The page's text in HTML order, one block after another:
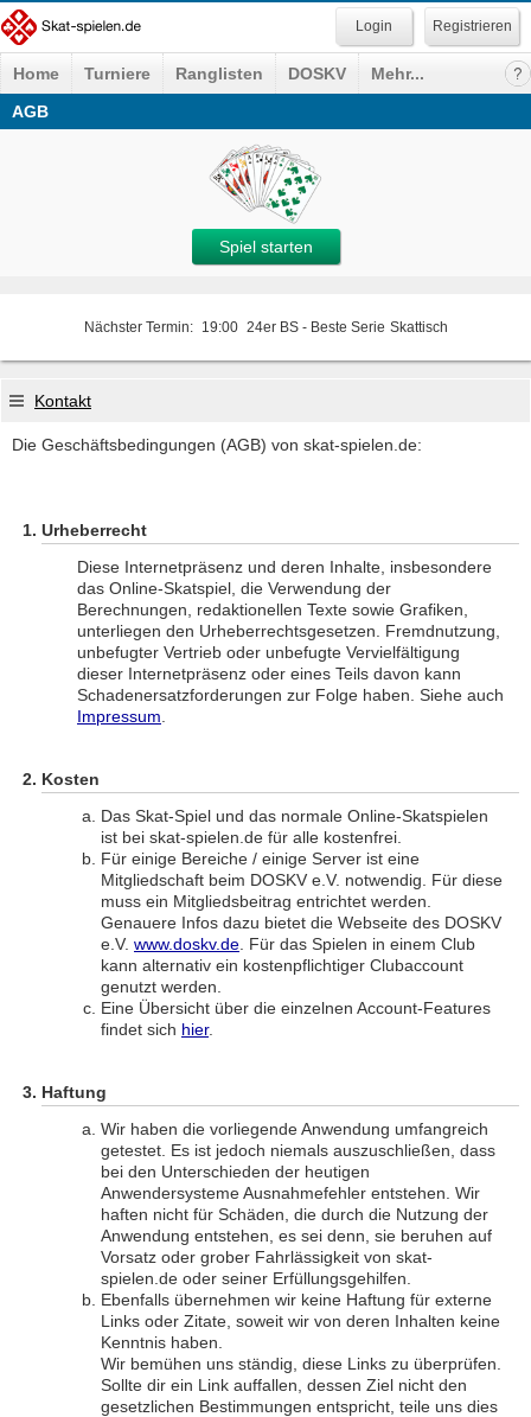
Registrieren
Home Turniere Ranglisten DOSKV
Mehr...
AGB
Spiel starten
Nächster Termin: 19:00 24er BS - Beste Serie Skattisch
Kontakt
Die Geschäftsbedingungen (AGB) von skat-spielen.de:
Urheberrecht
Diese Internetpräsenz und deren Inhalte, insbesondere
das Online-Skatspiel, die Verwendung der
Berechnungen, redaktionellen Texte sowie Grafiken,
unterliegen den Urheberrechtsgesetzen. Fremdnutzung,
unbefugter Vertrieb oder unbefugte Vervielfältigung
dieser Internetpräsenz oder eines Teils davon kann
Schadenersatzforderungen zur Folge haben. Siehe auch
Impressum
Kosten
Das Skat-Spiel und das normale Online-Skatspielen
ist bei skat-spielen.de für alle kostenfrei.
Für einige Bereiche / einige Server ist eine
Mitgliedschaft beim DOSKV e.V. notwendig. Für diese
muss ein Mitgliedsbeitrag entrichtet werden.
Genauere Infos dazu bietet die Webseite des DOSKV
e.V. www.doskv.de . Für das Spielen in einem Club
kann alternativ ein kostenpflichtiger Clubaccount
genutzt werden.
Eine Übersicht über die einzelnen Account-Features
findet sich hier.
Haftung
Wir haben die vorliegende Anwendung umfangreich
getestet. Es ist jedoch niemals auszuschließen, dass
bei den Unterschieden der heutigen
Anwendersysteme Ausnahmefehler entstehen. Wir
haften nicht für Schäden, die durch die Nutzung der
Anwendung entstehen, es sei denn, sie beruhen auf
Vorsatz oder grober Fahrlässigkeit von skat-
spielen.de oder seiner Erfüllungsgehilfen.
Ebenfalls übernehmen wir keine Haftung für externe
Links oder Zitate, soweit wir von deren Inhalten keine
Kenntnis haben.
Wir bemühen uns ständig, diese Links zu überprüfen.
Sollte dir ein Link auffallen, dessen Ziel nicht den
gesetzlichen Bestimmungen entspricht, teile uns dies